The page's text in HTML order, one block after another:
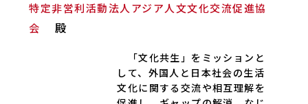
特定非営利活動法人アジア人文文化交流促進協
会
殿
「文化共生」をミッションと
して、外国人と日本社会の生活
文化に関する交流や相互理解を